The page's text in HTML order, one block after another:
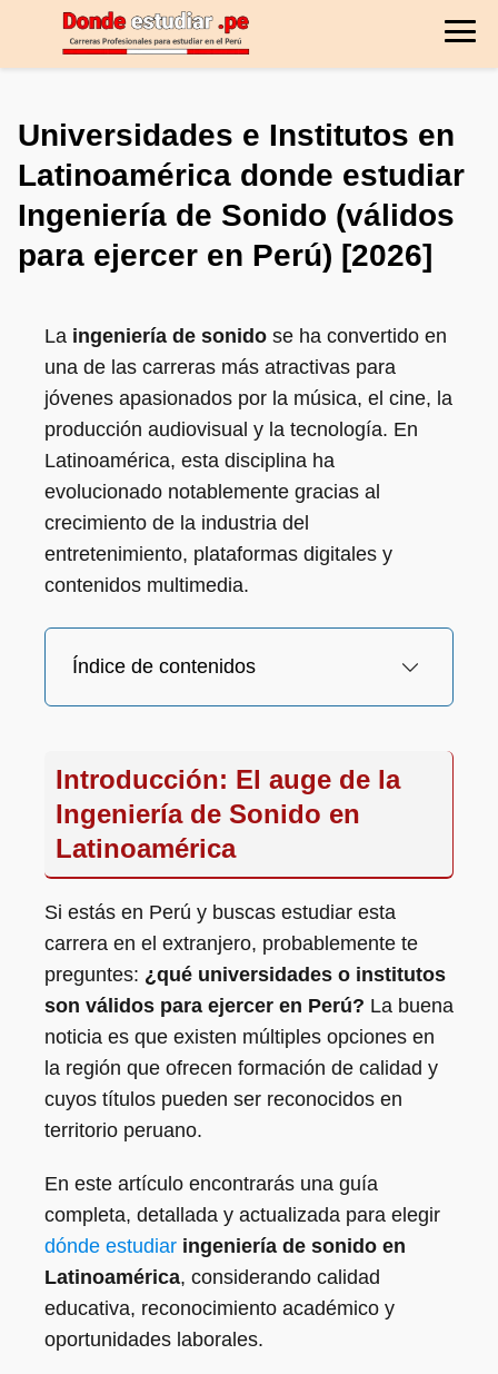
Universidades e Institutos en
Latinoamérica donde estudiar
Ingeniería de Sonido (válidos
para ejercer en Perú) [2026]
La ingeniería de sonido se ha convertido en
una de las carreras más atractivas para
jóvenes apasionados por la música, el cine, la
producción audiovisual y la tecnología. En
Latinoamérica, esta disciplina ha
evolucionado notablemente gracias al
crecimiento de la industria del
entretenimiento, plataformas digitales y
contenidos multimedia.
Índice de contenidos
Introducción: El auge de la
Ingeniería de Sonido en
Latinoamérica
Si estás en Perú y buscas estudiar esta
carrera en el extranjero, probablemente te
preguntes: ¿qué universidades o institutos
son válidos para ejercer en Perú? La buena
noticia es que existen múltiples opciones en
la región que ofrecen formación de calidad y
cuyos títulos pueden ser reconocidos en
territorio peruano.
En este artículo encontrarás una guía
completa, detallada y actualizada para elegir
dónde estudiar ingeniería de sonido en
Latinoamérica, considerando calidad
educativa, reconocimiento académico y
oportunidades laborales.